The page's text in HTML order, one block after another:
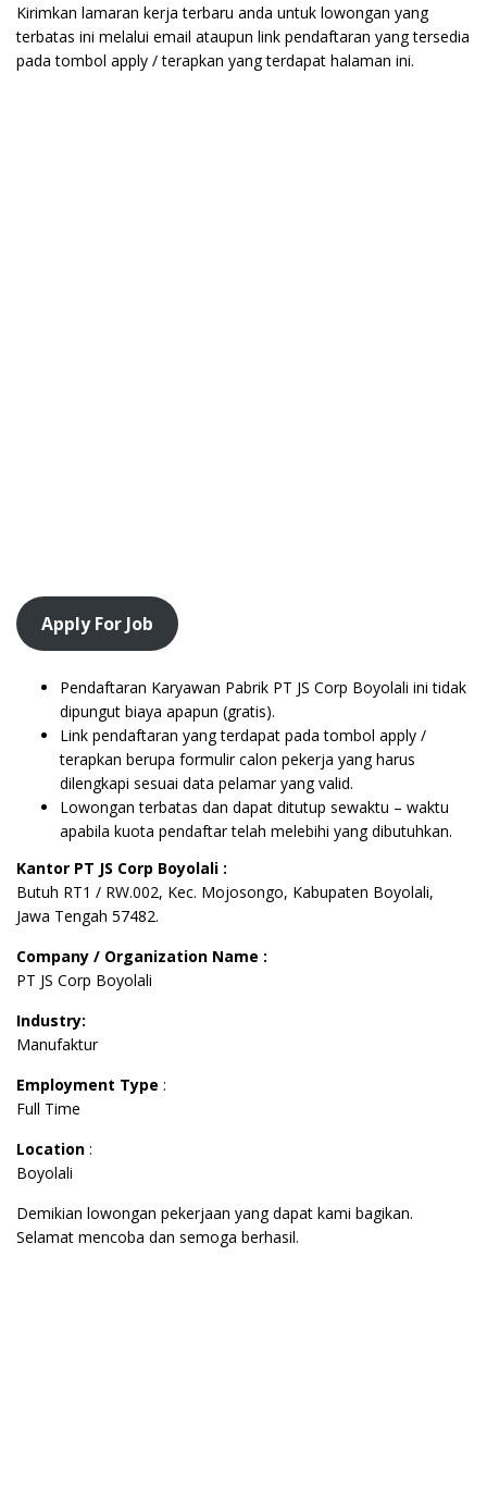
Kirimkan lamaran kerja terbaru anda untuk lowongan yang
terbatas ini melalui email ataupun link pendaftaran yang tersedia
pada tombol apply / terapkan yang terdapat halaman ini.
Apply For Job
Pendaftaran Karyawan Pabrik PT JS Corp Boyolali ini tidak
dipungut biaya apapun (gratis).
Link pendaftaran yang terdapat pada tombol apply /
terapkan berupa formulir calon pekerja yang harus
dilengkapi sesuai data pelamar yang valid.
Lowongan terbatas dan dapat ditutup sewaktu – waktu
apabila kuota pendaftar telah melebihi yang dibutuhkan.
Kantor PT JS Corp Boyolali :
Butuh RT1 / RW.002, Kec. Mojosongo, Kabupaten Boyolali,
Jawa Tengah 57482.
Company / Organization Name :
PT JS Corp Boyolali
Industry:
Manufaktur
Employment Type :
Full Time
Location :
Boyolali
Demikian lowongan pekerjaan yang dapat kami bagikan.
Selamat mencoba dan semoga berhasil.